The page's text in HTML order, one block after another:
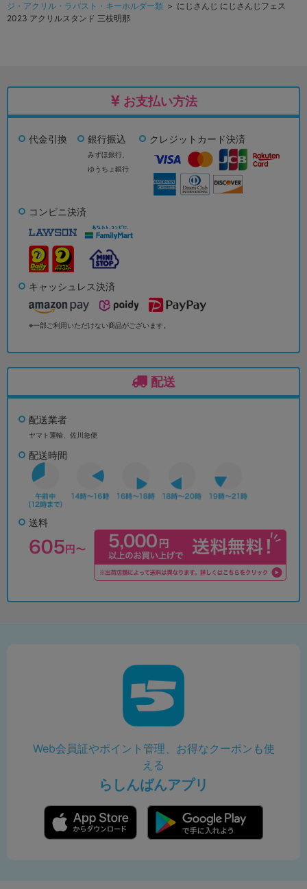
ジ・アクリル・ラバスト・キーホルダー類 > にじさんじ にじさんじフェス
2023 アクリルスタンド 三枝明那
お支払い方法
代金引換 銀行振込
みずほ銀行、
ゆうちょ銀行
クレジットカード決済
コンビニ決済
キャッシュレス決済
※一部ご利用いただけない商品がございます。
配送
配送業者
ヤマト運輸、佐川急便
配送時間
送料
Web会員証やポイント管理、お得なクーポンも使
える
らしんばんアプリ